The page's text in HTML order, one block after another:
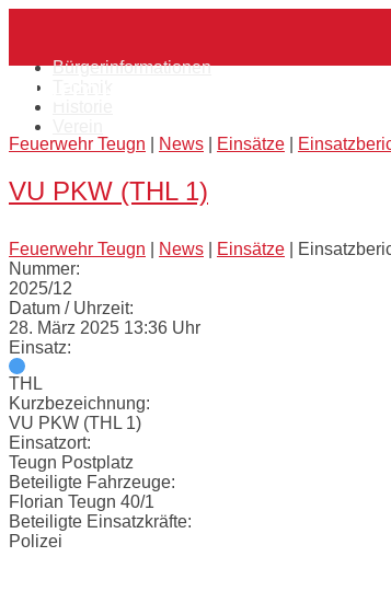
content
Bürgerinformationen
Alarmierungsart:
Feuerwehr Teugn News Einsätze
VU PKW (THL 1)
Feuerwehr Teugn News Einsätze
Nummer:
2025/12
Datum / Uhrzeit:
28. März 2025 13:36 Uhr
Einsatz:
THL
Kurzbezeichnung:
VU PKW (THL 1)
Einsatzort:
Teugn Postplatz
Beteiligte Fahrzeuge:
Florian Teugn 40/1
Beteiligte Einsatzkräfte:
Polizei